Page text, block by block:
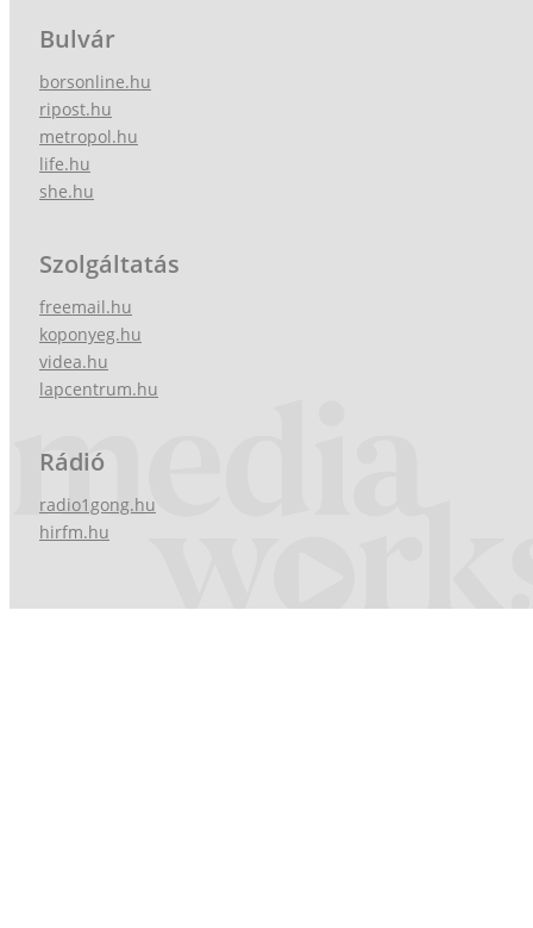
Bulvár
borsonline.hu
ripost.hu
metropol.hu
life.hu
she.hu
Szolgáltatás
freemail.hu
koponyeg.hu
videa.hu
lapcentrum.hu
Rádió
radio1gong.hu
hirfm.hu